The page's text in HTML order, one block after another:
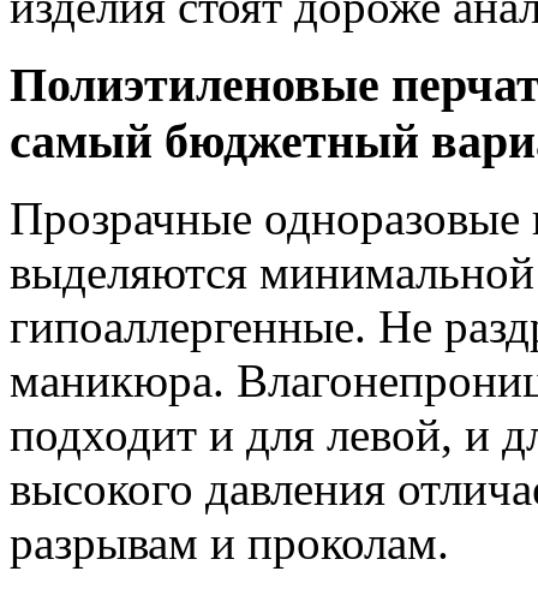
Полиэтиленовые
самый бюджетный
Прозрачные одноразовые
выделяются
гипоаллергенные. Не
маникюра.
подходит и для левой, и
высокого давления
разрывам и проколам.